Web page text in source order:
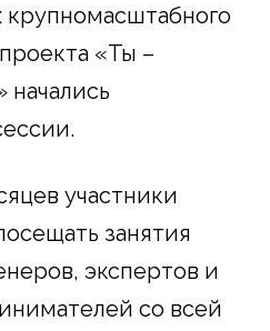
«Ты –
участники
занятия
экспертов и
со всей